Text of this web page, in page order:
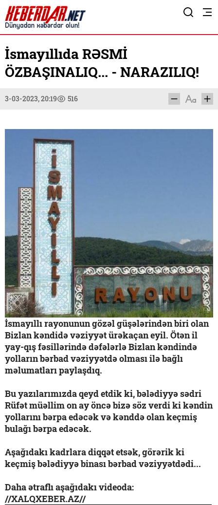
İsmayıllıda RƏSMİ
ÖZBAŞINALIQ... - NARAZILIQ!
3-03-2023, 20:19 516
İsmayıllı rayonunun gözəl güşələrindən biri olan
Bizlan kəndidə vəziyyət ürəkaçan eyil. Ötən il
yay-qış fəsillərində dəfələrlə Bizlan kəndində
yolların bərbad vəziyyətdə olması ilə bağlı
məlumatları paylaşdıq.
Bu yazılarımızda qeyd etdik ki, bələdiyyə sədri
Rüfət müəllim on ay öncə bizə söz verdi ki kəndin
yollarını bərpa edəcək və kənddə olan keçmiş
bulağı bərpa edəcək.
Aşağıdakı kadrlara diqqət etsək, görərik ki
keçmiş bələdiyyə binası bərbad vəziyyətdədi...
Daha ətraflı aşağıdakı videoda:
//XALQXEBER.AZ//